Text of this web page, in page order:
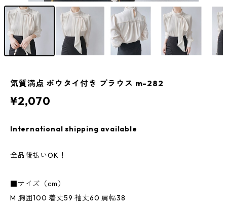
気質満点 ボウタイ付き ブラウス m-282
¥2,070
International shipping available
全品後払いOK！
■サイズ（cm）
M 胸囲100 着丈59 袖丈60 肩幅38